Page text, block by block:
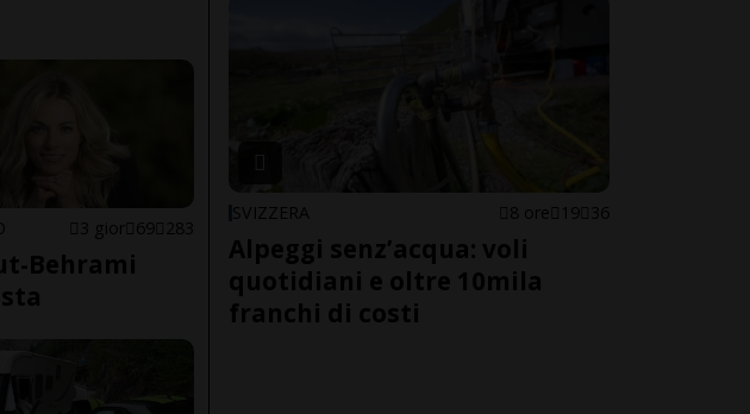
3 gior 69 283
Behrami
SVIZZERA 8 ore 19 36
Alpeggi senz’acqua: voli
quotidiani e oltre 10mila
franchi di costi